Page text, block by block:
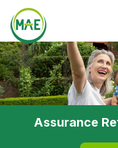
contenu
principal
Assurance